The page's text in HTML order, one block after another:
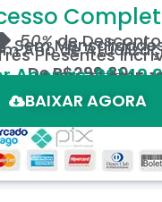
50%de Desconto
Sem
Ano de
Presentes
DeR$299,80
Apenas:
até 12X de
válida por tempo limitado.
BAIXAR AGORA